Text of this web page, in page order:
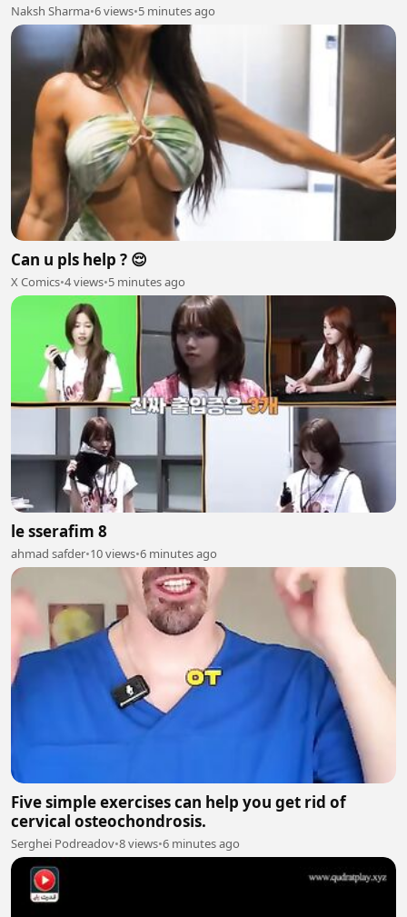
Naksh Sharma•6 views•5 minutes ago
Can u pls help ? 😌
X Comics•4 views•5 minutes ago
le sserafim 8
ahmad safder•10 views•6 minutes ago
Five simple exercises can help you get rid of
cervical osteochondrosis.
Serghei Podreadov•8 views•6 minutes ago